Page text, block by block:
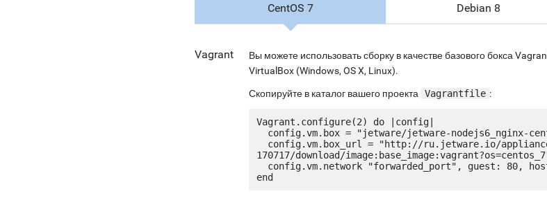
CentOS 7 Debian 8
Vagrant
Вы можете использовать сборку в качестве базового бокса
VirtualBox (Windows, OS X, Linux).
Скопируйте в каталог вашего проекта Vagrantfile :
Vagrant.configure(2) do |config|
170717/download/